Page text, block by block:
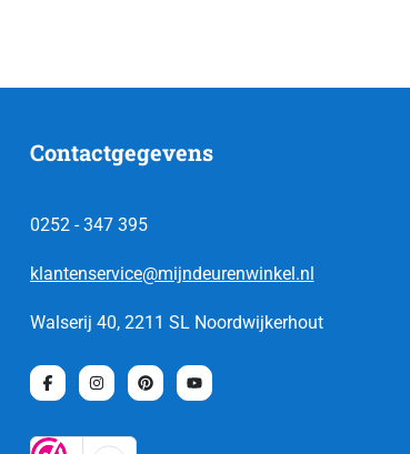
Contactgegevens
0252 - 347 395
klantenservice@mijndeurenwinkel.nl
Walserij 40, 2211 SL Noordwijkerhout